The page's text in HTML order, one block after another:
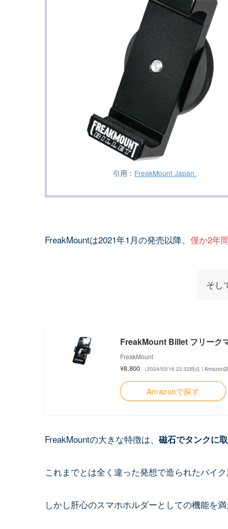
引用： FreakMount Japan.
FreakMountは2021年1月の発売以降、 僅か2年
そし
FreakMount Billet フリーク
FreakMount
¥8,800 （2024/03/16 22:32時点 | Amazon
Amazonで探す
FreakMountの大きな特徴は、 磁石でタンクに
これまでとは全く違った発想で造られたバイ
しかし肝心のスマホホルダーとしての機能を